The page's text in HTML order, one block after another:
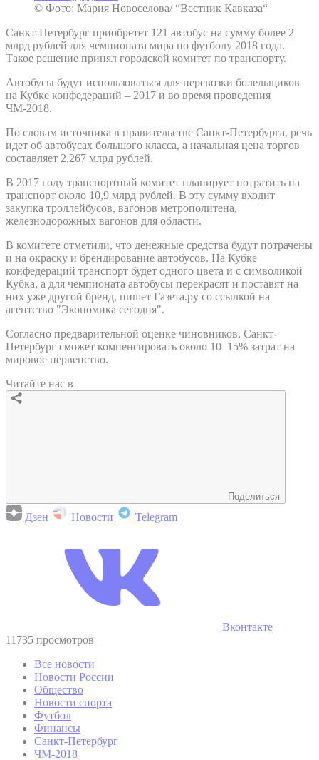
© Фото: Мария Новоселова/ “Вестник Кавказа“
Санкт-Петербург приобретет 121 автобус на сумму более 2
млрд рублей для чемпионата мира по футболу 2018 года.
Такое решение принял городской комитет по транспорту.
Автобусы будут использоваться для перевозки болельщиков
на Кубке конфедераций – 2017 и во время проведения
ЧМ-2018.
По словам источника в правительстве Санкт-Петербурга, речь
идет об автобусах большого класса, а начальная цена торгов
составляет 2,267 млрд рублей.
В 2017 году транспортный комитет планирует потратить на
транспорт около 10,9 млрд рублей. В эту сумму входит
закупка троллейбусов, вагонов метрополитена,
железнодорожных вагонов для области.
В комитете отметили, что денежные средства будут потрачены
и на окраску и брендирование автобусов. На Кубке
конфедераций транспорт будет одного цвета и с символикой
Кубка, а для чемпионата автобусы перекрасят и поставят на
них уже другой бренд, пишет Газета.ру со ссылкой на
агентство "Экономика сегодня".
Согласно предварительной оценке чиновников, Санкт-
Петербург сможет компенсировать около 10–15% затрат на
мировое первенство.
Читайте нас в
Поделиться
Дзен Новости Telegram
Вконтакте
11735 просмотров
Все новости
Новости России
Общество
Новости спорта
Футбол
Финансы
Санкт-Петербург
ЧМ-2018